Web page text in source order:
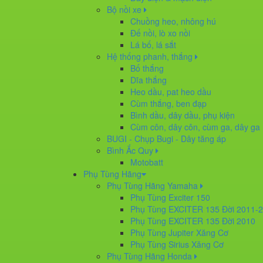
Bộ nồi xe
Chuồng heo, nhông hú
Đế nồi, lò xo nồi
Lá bố, lá sắt
Hệ thống phanh, thắng
Bố thắng
Dĩa thắng
Heo dầu, pat heo dầu
Cùm thắng, ben đạp
Bình dầu, dây dầu, phụ kiện
Cùm côn, dây côn, cùm ga, dây ga
BUGI - Chụp Bugi - Dây tăng áp
Bình Ắc Quy
Motobatt
Phụ Tùng Hãng
Phụ Tùng Hãng Yamaha
Phụ Tùng Exciter 150
Phụ Tùng EXCITER 135 Đời 2011-
Phụ Tùng EXCITER 135 Đời 2010
Phụ Tùng Jupiter Xăng Cơ
Phụ Tùng Sirius Xăng Cơ
Phụ Tùng Hãng Honda